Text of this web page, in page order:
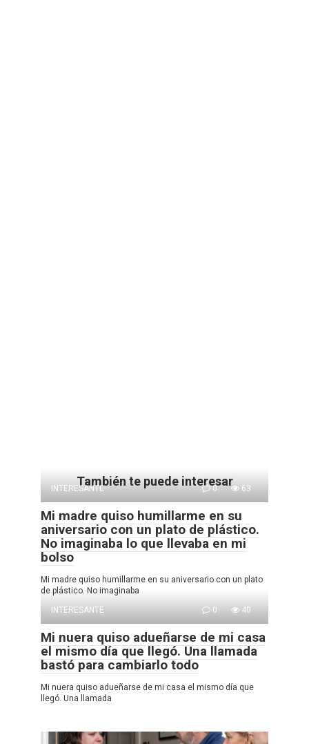
También te puede interesar
INTERESANTE 0 63
Mi madre quiso humillarme en su
aniversario con un plato de plástico.
No imaginaba lo que llevaba en mi
bolso
Mi madre quiso humillarme en su aniversario con un plato
de plástico. No imaginaba
INTERESANTE
0 40
Mi nuera quiso adueñarse de mi casa
el mismo día que llegó. Una llamada
bastó para cambiarlo todo
Mi nuera quiso adueñarse de mi casa el mismo día que
llegó. Una llamada